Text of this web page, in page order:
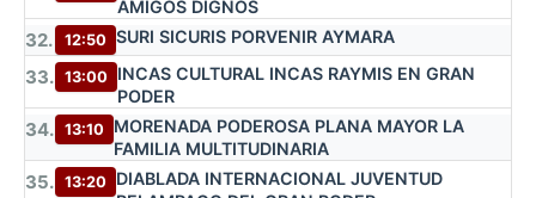
AMIGOS DIGNOS
32. 12:50 SURI SICURIS PORVENIR AYMARA
33. 13:00
INCAS CULTURAL INCAS RAYMIS EN GRAN
PODER
34. 13:10
MORENADA PODEROSA PLANA MAYOR LA
FAMILIA MULTITUDINARIA
35. 13:20
DIABLADA INTERNACIONAL JUVENTUD